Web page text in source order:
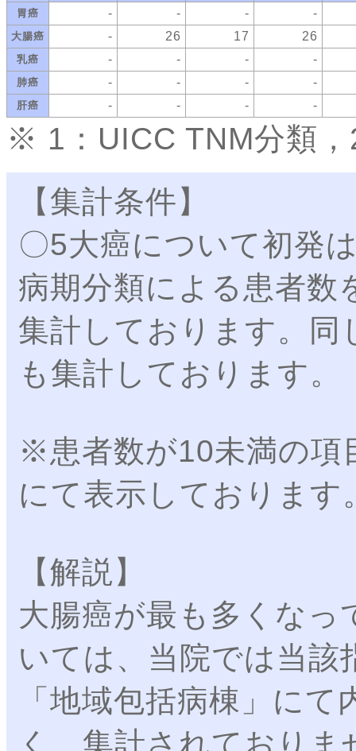
胃癌
- - - -
大腸癌 - 26 17 26
乳癌 - - - -
肺癌 - - - -
肝癌 - - - -
※ 1：UICC TNM分類
【集計条件】
〇5大癌について初発
病期分類による患者数
集計しております。同
も集計しております。
※患者数が10未満の項
にて表示しております
【解説】
大腸癌が最も多くなっ
いては、当院では当該
「地域包括病棟」に
く、集計されておりま